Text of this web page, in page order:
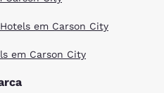
em Carson City
em Carson City